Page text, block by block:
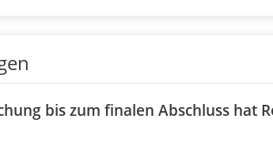
bis zum finalen Abschluss hat